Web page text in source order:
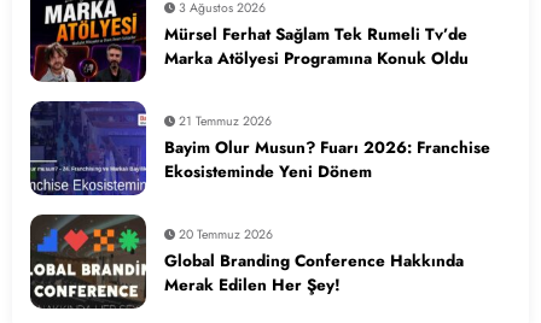
3 Ağustos 2026
Mürsel Ferhat Sağlam Tek Rumeli Tv’de
Marka Atölyesi Programına Konuk Oldu
21 Temmuz 2026
Bayim Olur Musun? Fuarı 2026: Franchise
Ekosisteminde Yeni Dönem
20 Temmuz 2026
Global Branding Conference Hakkında
Merak Edilen Her Şey!